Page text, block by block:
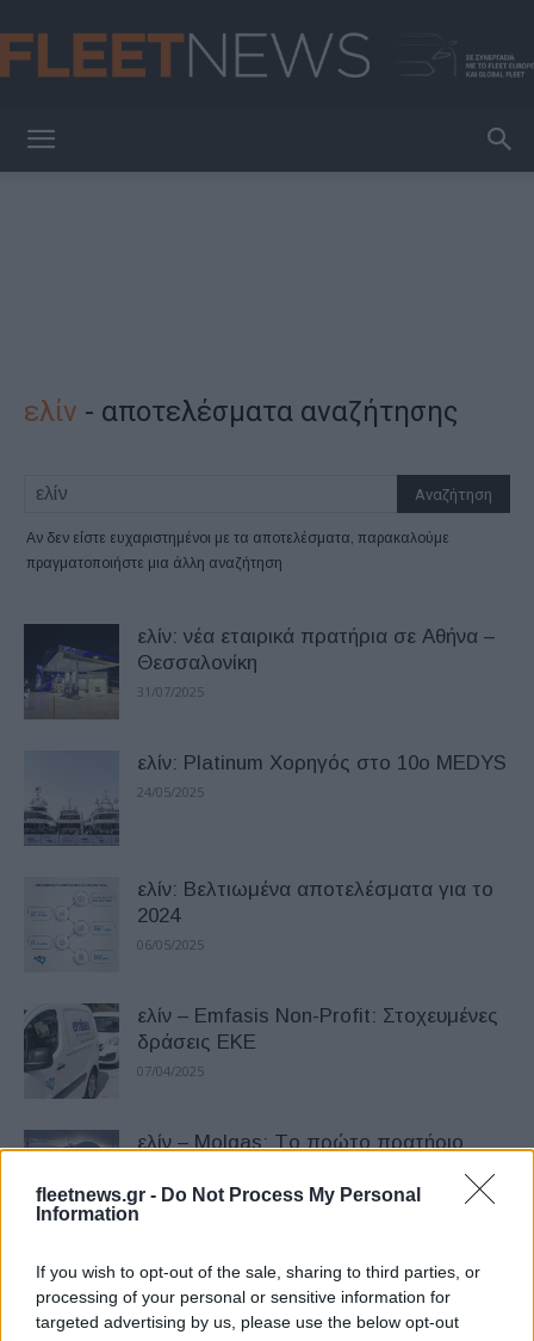
fleetnews.gr - Do Not Process My Personal
Information
If you wish to opt-out of the sale, sharing to third parties, or
processing of your personal or sensitive information for
targeted advertising by us, please use the below opt-out
ελίν - αποτελέσματα αναζήτησης
Αν δεν είστε ευχαριστημένοι με τα αποτελέσματα, παρακαλούμε
πραγματοποιήστε μια άλλη αναζήτηση
ελίν: νέα εταιρικά πρατήρια σε Αθήνα –
Θεσσαλονίκη
31/07/2025
ελίν: Platinum Χορηγός στο 10ο MEDYS
24/05/2025
ελίν: Βελτιωμένα αποτελέσματα για το
2024
06/05/2025
ελίν – Emfasis Non-Profit: Στοχευμένες
δράσεις ΕΚΕ
07/04/2025
ελίν – Molgas: Tο πρώτο πρατήριο
19/12/2024
H ελίν δημοσιοποιεί τον Απολογισμό
Βιώσιμης Ανάπτυξης ESG για το έτος
2023